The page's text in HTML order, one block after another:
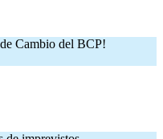
Cambio del BCP!​